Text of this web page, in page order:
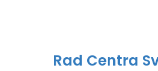
Rad Centra